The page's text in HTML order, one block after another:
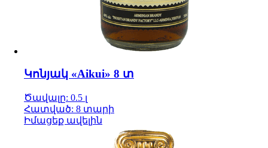
Կոնյակ «Aikui» 8 տ
Ծավալը: 0.5 լ
Հատված: 8 տարի
Իմացեք ավելին